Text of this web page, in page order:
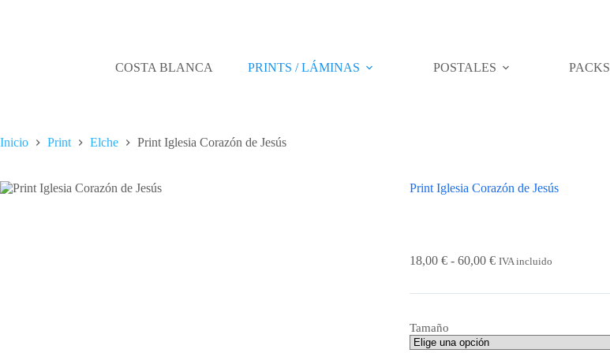
COSTA BLANCA PRINTS / LÁMINAS POSTALES PACKS
Inicio Print Elche Print Iglesia Corazón de Jesús
Print Iglesia Corazón de Jesús
18,00 € - 60,00 €Rango
IVA incluido
Tamaño